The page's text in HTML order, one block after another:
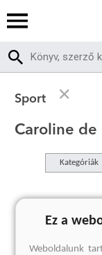
Sport
Caroline de
Kategóriák
A
Ez a
Weboldalunk